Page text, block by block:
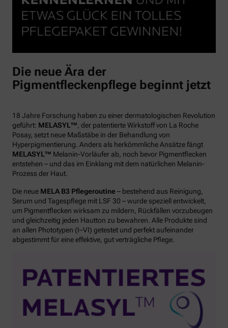
Die neue Ära der
Pigmentfleckenpflege beginnt jetzt
18 Jahre Forschung haben zu einer dermatologischen Revolution
geführt: MELASYL™ , der patentierte Wirkstoff von La Roche
Posay, setzt neue Maßstäbe in der Behandlung von
Hyperpigmentierung. Anders als herkömmliche Ansätze fängt
MELASYL™ Melanin-Vorläufer ab, noch bevor Pigmentflecken
entstehen – und das im Einklang mit dem natürlichen Melanin-
Prozess der Haut.
Die neue MELA B3 Pflegeroutine– bestehend aus Reinigung,
Serum und Tagespflege mit LSF 30 – wurde speziell entwickelt,
um Pigmentflecken wirksam zu mildern, Rückfällen vorzubeugen
und gleichzeitig jeden Hautton zu bewahren. Alle Produkte sind
an allen Phototypen (I–VI) getestet und perfekt aufeinander
abgestimmt für eine effektive, gut verträgliche Pflege.